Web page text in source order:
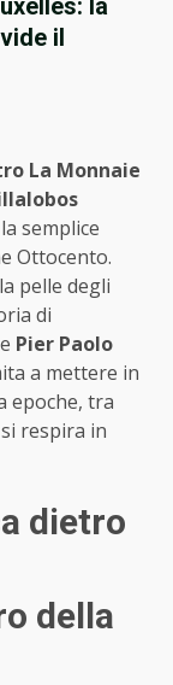
la
il
La Monnaie
semplice
Ottocento.
pelle degli
di
Pier Paolo
a mettere in
epoche, tra
respira in
dietro
della